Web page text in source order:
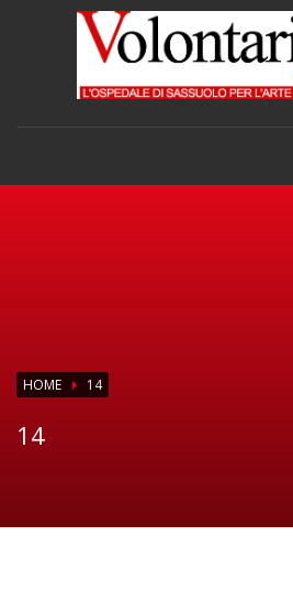
HOME 14
14